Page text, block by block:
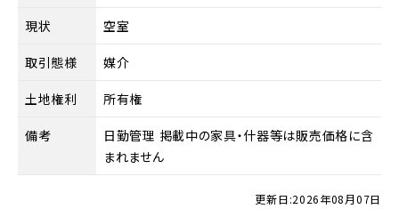
現状 空室
取引態様 媒介
土地権利 所有権
備考
日勤管理 掲載中の家具・什器等は販売価格に含
まれません
更新日:2026年08月07日